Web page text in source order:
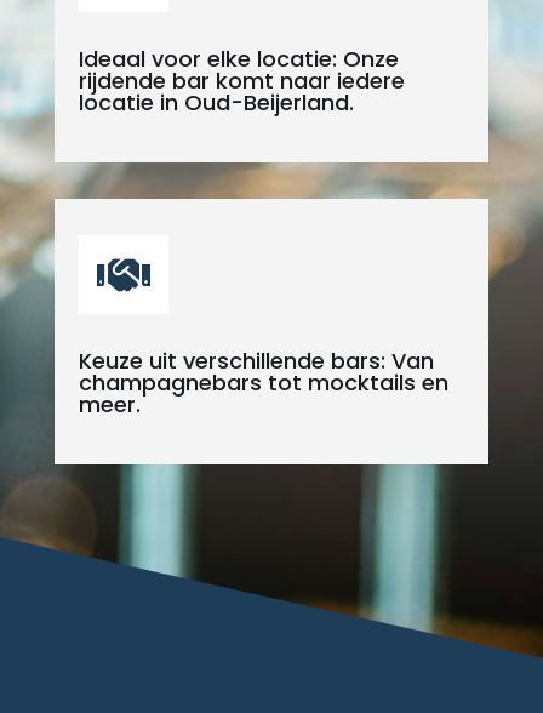
Ideaal voor elke locatie: Onze
rijdende bar komt naar iedere
locatie in Oud-Beijerland.

Keuze uit verschillende bars: Van
champagnebars tot mocktails en
meer.